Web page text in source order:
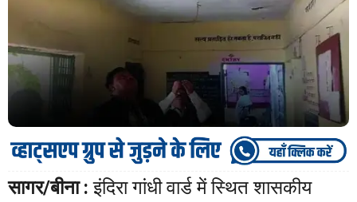
सागर/बीना : इंदिरा गांधी वार्ड में स्थित शासकीय